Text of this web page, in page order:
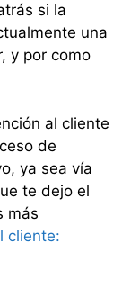
si la
una
y por como
al cliente
de
ya sea vía
te dejo el
más
cliente: